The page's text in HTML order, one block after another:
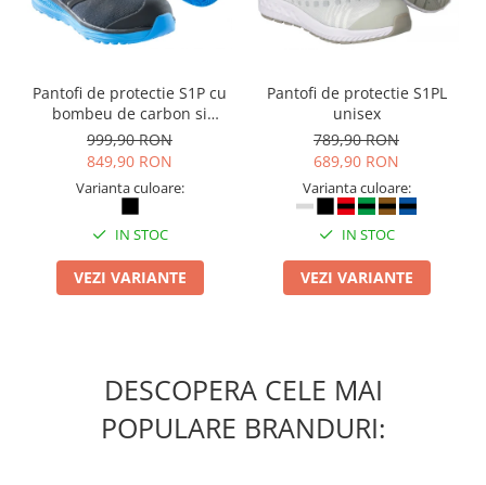
Pantofi de protectie S1P cu
bombeu de carbon si
inchidere BOAÂ® Fit
999,90 RON
849,90 RON
Varianta culoare:
IN STOC
VEZI VARIANTE
Pantofi de protectie S1PL
unisex
789,90 RON
689,90 RON
Varianta culoare:
IN STOC
VEZI VARIANTE
DESCOPERA CELE MAI
POPULARE BRANDURI: